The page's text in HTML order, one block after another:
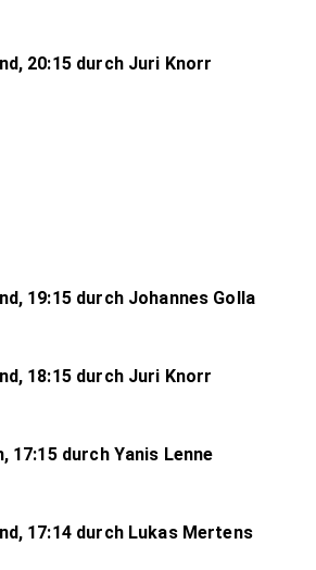
20:15 durch Juri Knorr
19:15 durch Johannes Golla
18:15 durch Juri Knorr
17:15 durch Yanis Lenne
17:14 durch Lukas Mertens